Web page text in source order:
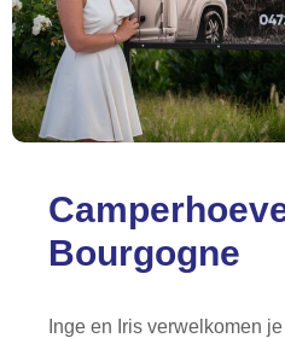
Bourgogne
Inge en Iris verwelkomen